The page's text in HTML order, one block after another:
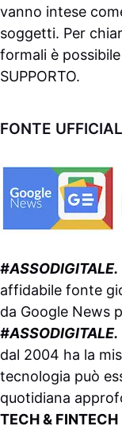
vanno intese
soggetti. Per
formali è
SUPPORTO.
FONTE
#ASSODIGITALE.
affidabile fonte
da Google News
#ASSODIGITALE.
dal 2004 ha la
tecnologia può
quotidiana
TECH &